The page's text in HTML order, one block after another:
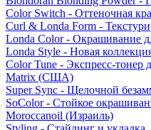
Color Switch - Оттеночная
Curl & Londa Form -
Londa Color - Окрашивание
Londa Style - Новая
Color Tune - Экспресс-тонер
Matrix (США)
Super Sync - Щелочной
SoColor - Стойкое
Moroccanoil (Израиль)